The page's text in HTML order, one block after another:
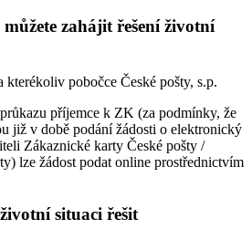
zahájit řešení životní
kterékoliv pobočce České pošty, s.p.
příjemce k ZK (za podmínky, že
již v době podání žádosti o elektronický
Zákaznické karty České pošty /
lze žádost podat online prostřednictvím
situaci řešit